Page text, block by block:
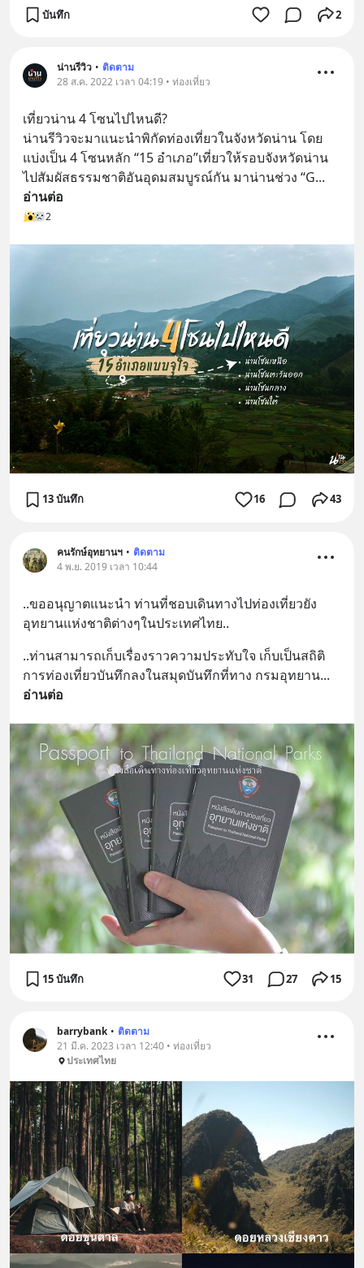
บันทึก 2
น่านรีวิว • ติดตาม
28 ส.ค. 2022 เวลา 04:19 • ท่องเที่ยว
เที่ยวน่าน 4 โซนไปไหนดี?
น่านรีวิวจะมาแนะนำพิกัดท่องเที่ยวในจังหวัดน่าน โดย
แบ่งเป็น 4 โซนหลัก “15 อำเภอ”เที่ยวให้รอบจังหวัดน่าน
ไปสัมผัสธรรมชาติอันอุดมสมบูรณ์กัน มาน่านช่วง “G
อ่านต่อ
2
13 บันทึก 16 43
คนรักษ์อุทยานฯ • ติดตาม
4 พ.ย. 2019 เวลา 10:44
..ขออนุญาตแนะนำ ท่านที่ชอบเดินทางไปท่องเที่ยวยัง
อุทยานแห่งชาติต่างๆในประเทศไทย..
..ท่านสามารถเก็บเรื่องราวความประทับใจ เก็บเป็นสถิติ
การท่องเที่ยวบันทึกลงในสมุดบันทึกที่ทาง กรมอุทยาน
อ่านต่อ
15 บันทึก 31 27 15
barrybank • ติดตาม
21 มี.ค. 2023 เวลา 12:40 • ท่องเที่ยว
ประเทศไทย